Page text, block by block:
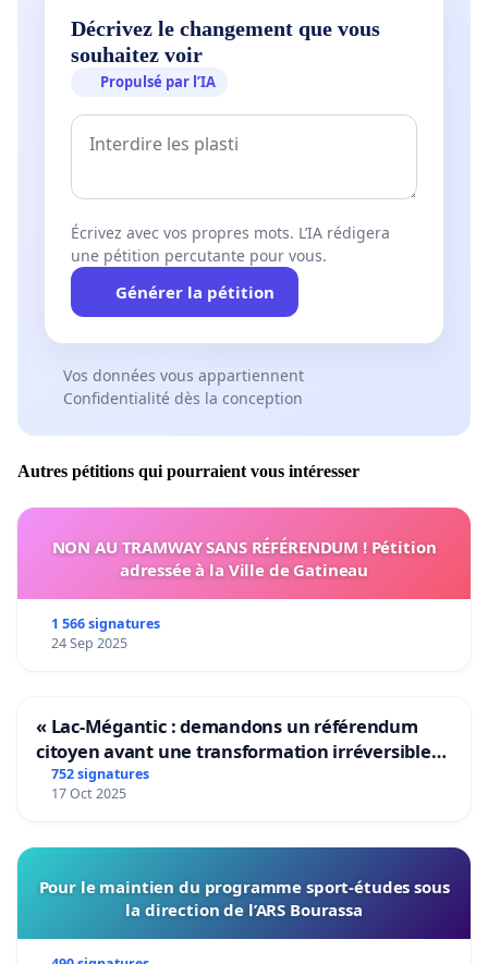
Décrivez le changement que vous
souhaitez voir
Propulsé par l’IA
Écrivez avec vos propres mots. L’IA rédigera
une pétition percutante pour vous.
Générer la pétition
Vos données vous appartiennent
Confidentialité dès la conception
Autres pétitions qui pourraient vous intéresser
NON AU TRAMWAY SANS RÉFÉRENDUM ! Pétition
adressée à la Ville de Gatineau
1 566 signatures
24 Sep 2025
« Lac-Mégantic : demandons un référendum
citoyen avant une transformation irréversible
de notre territoire »
752 signatures
17 Oct 2025
Pour le maintien du programme sport-études sous
la direction de l’ARS Bourassa